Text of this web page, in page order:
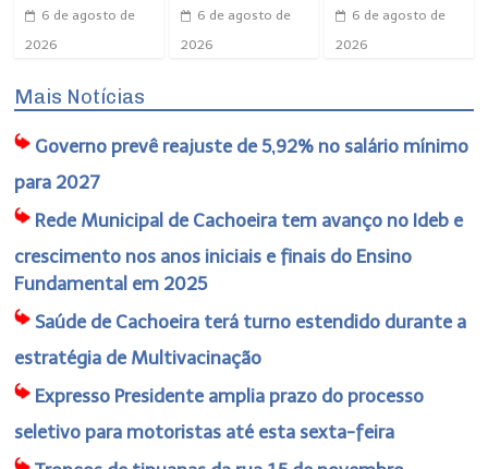
6 de agosto de
2026
6 de agosto de
2026
6 de agosto de
2026
Mais Notícias
Governo prevê reajuste de 5,92% no salário mínimo
para 2027
Rede Municipal de Cachoeira tem avanço no Ideb e
crescimento nos anos iniciais e finais do Ensino
Fundamental em 2025
Saúde de Cachoeira terá turno estendido durante a
estratégia de Multivacinação
Expresso Presidente amplia prazo do processo
seletivo para motoristas até esta sexta-feira